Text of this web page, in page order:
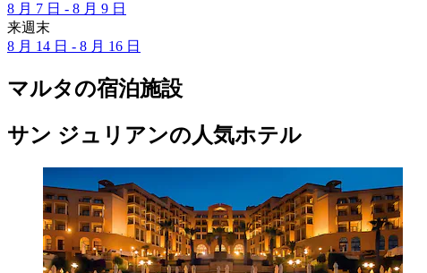
8 月 7 日 - 8 月 9 日
来週末
8 月 14 日 - 8 月 16 日
マルタの宿泊施設
サン ジュリアンの人気ホテル